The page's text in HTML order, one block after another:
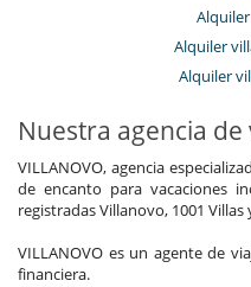
Alquiler
Alquiler
Nuestra agencia de
VILLANOVO, agencia
de encanto para vacaciones
registradas Villanovo, 1001
VILLANOVO es un agente de
financiera.